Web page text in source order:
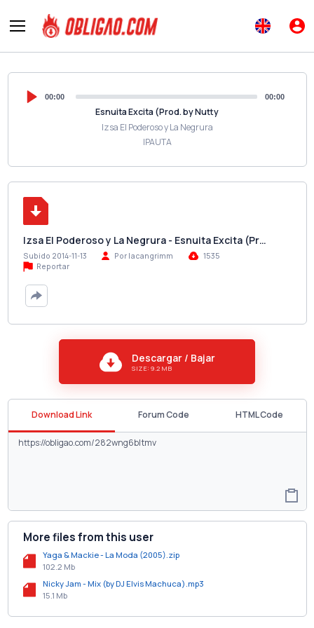
00:00 00:00
Esnuita Excita (Prod. by Nutty
Izsa El Poderoso y La Negrura
IPAUTA
Izsa El Poderoso y La Negrura - Esnuita Excita (Pr…
Subido 2014-11-13 Por lacangrimm
1535
Reportar
Descargar / Bajar
SIZE: 9.2 MB
Download Link Forum Code HTML Code
More files from this user
Yaga & Mackie - La Moda (2005).zip
102.2 Mb
Nicky Jam - Mix (by DJ Elvis Machuca).mp3
15.1 Mb